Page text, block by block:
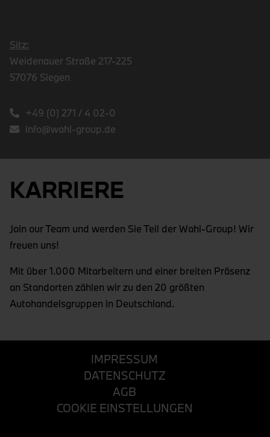
Sitz:
Weidenauer Straße 217-225
57076 Siegen
+49 (0) 271 / 4 02-0
info@wahl-group.de
KARRIERE
Join our Team und werden Sie Teil der Wahl-Group! Wir
freuen uns!
Mit über 1.000 Mitarbeitern und einer breiten Präsenz
an Standorten zählen wir zu den 20 größten
Autohandelsgruppen in Deutschland.
IMPRESSUM
DATENSCHUTZ
AGB
COOKIE EINSTELLUNGEN